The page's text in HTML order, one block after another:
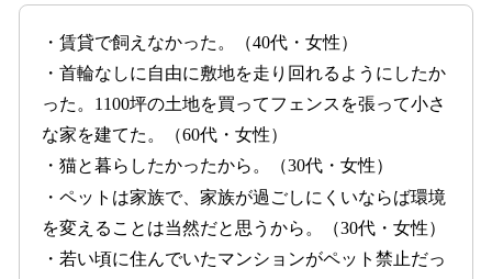
・賃貸で飼えなかった。（40代・女性）
・首輪なしに自由に敷地を走り回れるようにしたか
った。1100坪の土地を買ってフェンスを張って小さ
な家を建てた。（60代・女性）
・猫と暮らしたかったから。（30代・女性）
・ペットは家族で、家族が過ごしにくいならば環境
を変えることは当然だと思うから。（30代・女性）
・若い頃に住んでいたマンションがペット禁止だっ